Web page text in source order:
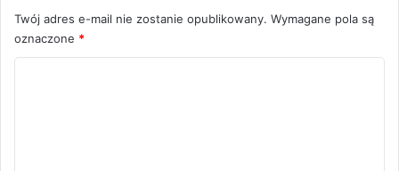
Twój adres e-mail nie zostanie opublikowany. Wymagane pola są
oznaczone *